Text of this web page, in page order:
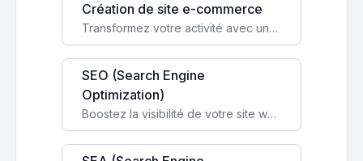
Création de site e-commerce
Transformez votre activité avec une boutique en ligne, accessible à l'échelle mondiale 24/7.
SEO (Search Engine
Optimization)
Boostez la visibilité de votre site web sur Google et attirez du trafic qualifié grâce à nos stratégies SEO.